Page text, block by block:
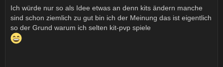
Ich würde nur so als Idee etwas an denn kits ändern manche
sind schon ziemlich zu gut bin ich der Meinung das ist eigentlich
so der Grund warum ich selten kit-pvp spiele